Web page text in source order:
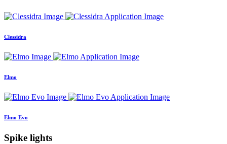
Clessidra
Elmo
Elmo Evo
Spike lights